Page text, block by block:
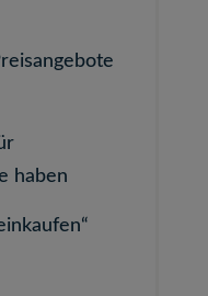
haben